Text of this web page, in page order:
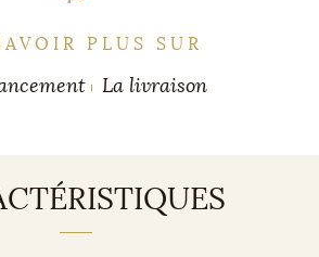
PLUS SUR
La livraison